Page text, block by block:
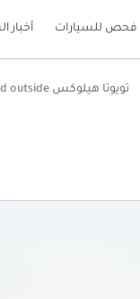
فحص للسيارات أخبار
تويوتا هيلوكس GR SPORT Double cabin 2.8L, perfect inside and outside